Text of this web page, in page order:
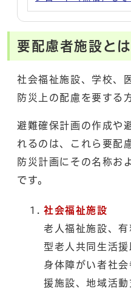
要配慮者施設とは
社会福祉施設、学校、
防災上の配慮を要する
避難確保計画の作成や
れるのは、これら要配
防災計画にその名称お
です。
社会福祉施設
老人福祉施設、
型老人共同生活援
身体障がい者社
援施設、地域活